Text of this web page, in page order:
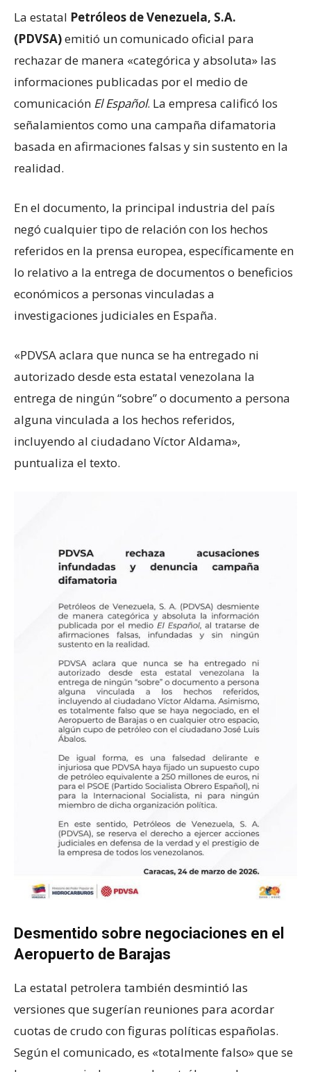
La estatal Petróleos de Venezuela, S.A.
(PDVSA)emitió un comunicado oficial para
rechazar de manera «categórica y absoluta» las
informaciones publicadas por el medio de
comunicación El Español. La empresa calificó los
señalamientos como una campaña difamatoria
basada en afirmaciones falsas y sin sustento en la
realidad.
En el documento, la principal industria del país
negó cualquier tipo de relación con los hechos
referidos en la prensa europea, específicamente en
lo relativo a la entrega de documentos o beneficios
económicos a personas vinculadas a
investigaciones judiciales en España.
«PDVSA aclara que nunca se ha entregado ni
autorizado desde esta estatal venezolana la
entrega de ningún “sobre” o documento a persona
alguna vinculada a los hechos referidos,
incluyendo al ciudadano Víctor Aldama»,
puntualiza el texto.
Desmentido sobre negociaciones en el
Aeropuerto de Barajas
La estatal petrolera también desmintió las
versiones que sugerían reuniones para acordar
cuotas de crudo con figuras políticas españolas.
Según el comunicado, es «totalmente falso» que se